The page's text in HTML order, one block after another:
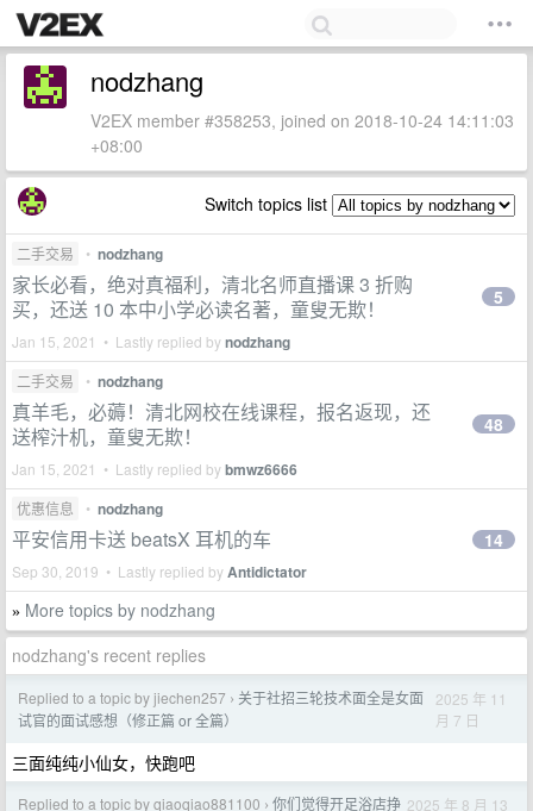
nodzhang
V2EX member #358253, joined on 2018-10-24 14:11:03
+08:00
Switch topics list
二手交易 • nodzhang
家长必看，绝对真福利，清北名师直播课 3 折购
买，还送 10 本中小学必读名著，童叟无欺！
Jan 15, 2021 • Lastly replied bynodzhang
5
二手交易 • nodzhang
真羊毛，必薅！清北网校在线课程，报名返现，还
送榨汁机，童叟无欺！
Jan 15, 2021 • Lastly replied bybmwz6666
48
优惠信息 • nodzhang
平安信用卡送 beatsX 耳机的车
Sep 30, 2019 • Lastly replied byAntidictator
14
» More topics by nodzhang
nodzhang's recent replies
Replied to a topic by jiechen257 › 关于社招三轮技术面全是女面
试官的面试感想（修正篇 or 全篇）
2025 年 11
月 7 日
三面纯纯小仙女，快跑吧
Replied to a topic by qiaoqiao881100 › 你们觉得开足浴店挣 2025 年 8 月 13